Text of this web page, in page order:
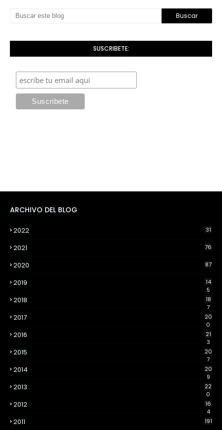
SUSCRIBETE:
ARCHIVO DEL BLOG
2022 31
2021 76
2020 87
2019
14
5
2018
18
7
2017
20
0
2016
21
3
2015
20
7
2014
20
9
2013
22
0
2012
16
4
2011 191